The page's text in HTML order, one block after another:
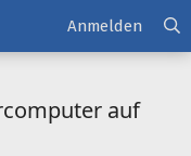
Anmelden
auf